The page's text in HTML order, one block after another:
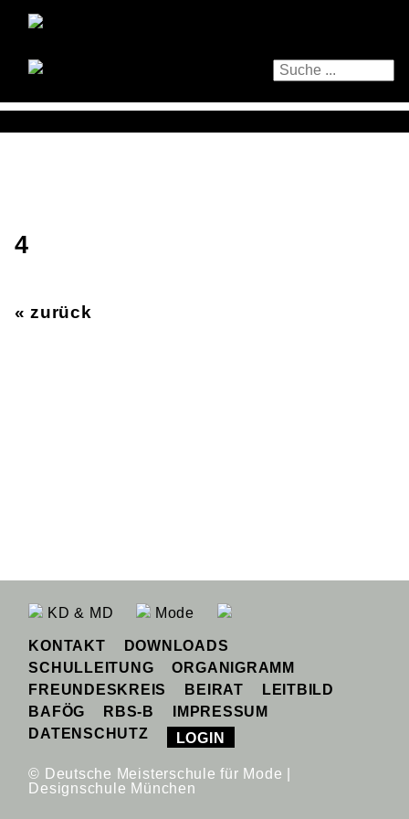
4
« zurück
KD & MD Mode
KONTAKT
DOWNLOADS
SCHULLEITUNG
ORGANIGRAMM
FREUNDESKREIS
BEIRAT
LEITBILD
BAFÖG
RBS-B
IMPRESSUM
DATENSCHUTZ
LOGIN
© Deutsche Meisterschule für Mode |
Designschule München